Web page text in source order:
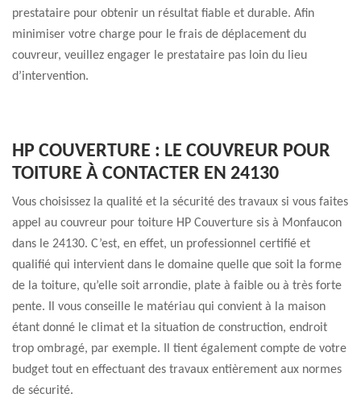
prestataire pour obtenir un résultat fiable et durable. Afin
minimiser votre charge pour le frais de déplacement du
couvreur, veuillez engager le prestataire pas loin du lieu
d’intervention.
HP COUVERTURE : LE COUVREUR POUR
TOITURE À CONTACTER EN 24130
Vous choisissez la qualité et la sécurité des travaux si vous faites
appel au couvreur pour toiture HP Couverture sis à Monfaucon
dans le 24130. C’est, en effet, un professionnel certifié et
qualifié qui intervient dans le domaine quelle que soit la forme
de la toiture, qu’elle soit arrondie, plate à faible ou à très forte
pente. Il vous conseille le matériau qui convient à la maison
étant donné le climat et la situation de construction, endroit
trop ombragé, par exemple. Il tient également compte de votre
budget tout en effectuant des travaux entièrement aux normes
de sécurité.